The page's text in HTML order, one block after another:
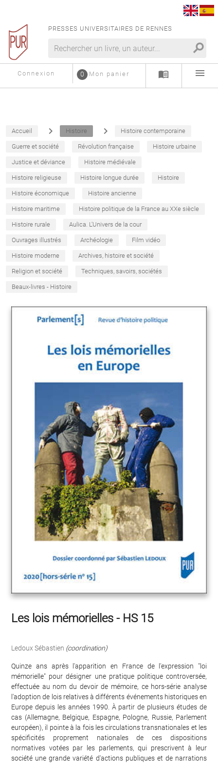
PRESSES UNIVERSITAIRES DE RENNES
search
Connexion Mon panier
0 menu_book menu
Accueil navigate_next Histoire navigate_next Histoire contemporaine
Guerre et société Révolution française Histoire urbaine
Justice et déviance Histoire médiévale
Histoire religieuse Histoire longue durée Histoire
Histoire économique Histoire ancienne
Histoire maritime Histoire politique de la France au XXe siècle
Histoire rurale Aulica. L'Univers de la cour
Ouvrages illustrés Archéologie Film vidéo
Histoire moderne Archives, histoire et société
Religion et société Techniques, savoirs, sociétés
Beaux-livres - Histoire
Les lois mémorielles - HS 15
Ledoux Sébastien (coordination)
Quinze ans après l'apparition en France de l'expression "loi
mémorielle" pour désigner une pratique politique controversée,
effectuée au nom du devoir de mémoire, ce hors-série analyse
l'adoption de lois relatives à différents événements historiques en
Europe depuis les années 1990. À partir de plusieurs études de
cas (Allemagne, Belgique, Espagne, Pologne, Russie, Parlement
européen), il pointe à la fois les circulations transnationales et les
spécificités proprement nationales de ces dispositions
normatives votées par les parlements, qui prescrivent à leur
société une grande variété d'actions publiques et de narrations